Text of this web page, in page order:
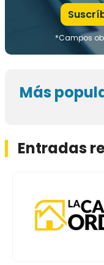
*Campos
Más
Entradas